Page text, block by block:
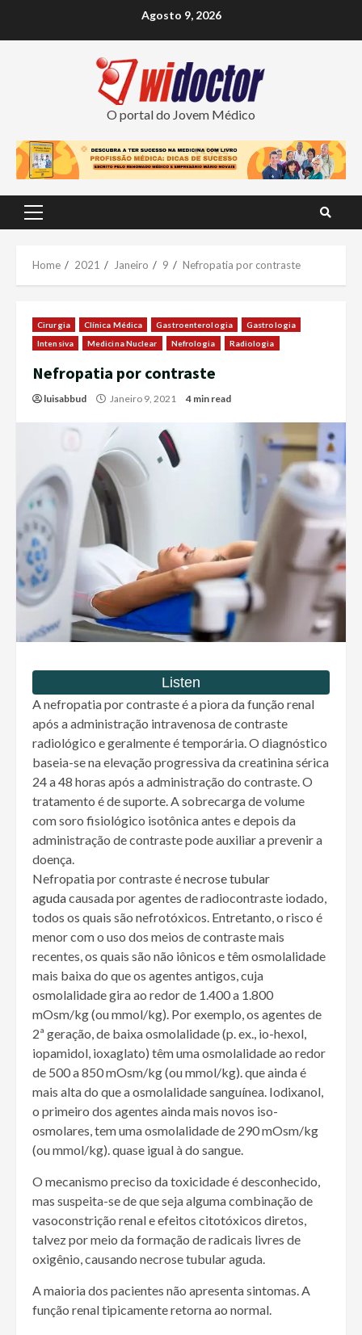
Agosto 9, 2026
O portal do Jovem Médico
Primary
Home 2021 Janeiro 9 Nefropatia por contraste
Cirurgia Clínica Médica Gastroenterologia
Gastrologia
Intensiva
Medicina Nuclear Nefrologia Radiologia
Nefropatia por contraste
luisabbud Janeiro 9, 2021 4 min read
A nefropatia por contraste é a piora da função renal
após a administração intravenosa de contraste
radiológico e geralmente é temporária. O diagnóstico
baseia-se na elevação progressiva da creatinina sérica
24 a 48 horas após a administração do contraste. O
tratamento é de suporte. A sobrecarga de volume
com soro fisiológico isotônica antes e depois da
administração de contraste pode auxiliar a prevenir a
doença.
Nefropatia por contraste énecrose tubular
agudacausada por agentes de radiocontraste iodado,
todos os quais são nefrotóxicos. Entretanto, o risco é
menor com o uso dos meios de contraste mais
recentes, os quais são não iônicos e têm osmolalidade
mais baixa do que os agentes antigos, cuja
osmolalidade gira ao redor de 1.400 a 1.800
mOsm/kg (ou mmol/kg). Por exemplo, os agentes de
2ª geração, de baixa osmolalidade (p. ex., io-hexol,
iopamidol, ioxaglato) têm uma osmolalidade ao redor
de 500 a 850 mOsm/kg (ou mmol/kg). que ainda é
mais alta do que a osmolalidade sanguínea. Iodixanol,
o primeiro dos agentes ainda mais novos iso-
osmolares, tem uma osmolalidade de 290 mOsm/kg
(ou mmol/kg). quase igual à do sangue.
O mecanismo preciso da toxicidade é desconhecido,
mas suspeita-se de que seja alguma combinação de
vasoconstrição renal e efeitos citotóxicos diretos,
talvez por meio da formação de radicais livres de
oxigênio, causando necrose tubular aguda.
A maioria dos pacientes não apresenta sintomas. A
função renal tipicamente retorna ao normal.